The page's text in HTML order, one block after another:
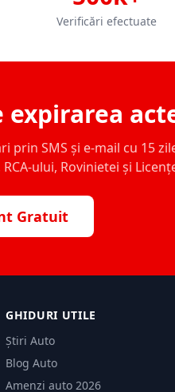
Verificări efectuate
SMS și e-mail cu 15
ului, Rovinietei și
Gratuit
GHIDURI UTILE
Știri Auto
Blog Auto
Amenzi auto 2026